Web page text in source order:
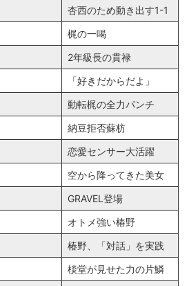
杏西のため動き出す1-1
梶の一喝
2年級長の貫禄
「好きだからだよ」
動転梶の全力パンチ
納豆拒否蘇枋
恋愛センサー大活躍
空から降ってきた美女
GRAVEL登場
オトメ強い椿野
椿野、「対話」を実践
棪堂が見せた力の片鱗